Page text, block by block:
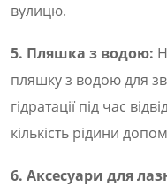
вулицю.
5. Пляшка з водою:
пляшку з водою для
гідратації під час
кількість рідини
6. Аксесуари для